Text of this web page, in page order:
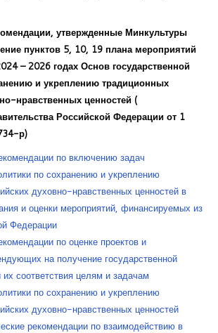
образования
утвержденные Минкультуры
пунктов 5, 10, 19 плана мероприятий
– 2026 годах Основ государственной
и укреплению традиционных
нравственных ценностей (
Российской Федерации от 1
р)
по включению задач
по сохранению и укреплению
духовно-нравственных ценностей в
и оценки мероприятий, финансируемых из
Федерации
по оценке проектов и
на получение государственной
соответствия целям и задачам
по сохранению и укреплению
духовно-нравственных ценностей
рекомендации по взаимодействию в